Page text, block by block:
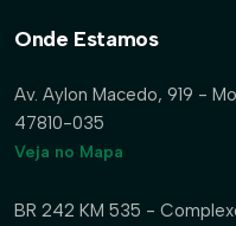
Onde Estamos
Av. Aylon Macedo, 919 -
47810-035
Veja no Mapa
BR 242 KM 535 -